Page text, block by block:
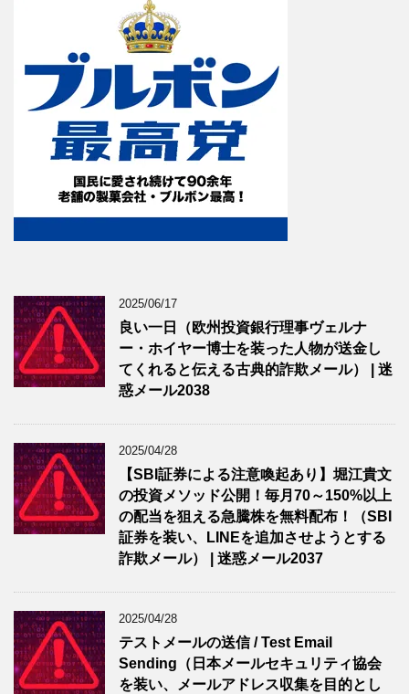
2025/06/17
良い一日（欧州投資銀行理事ヴェルナ
ー・ホイヤー博士を装った人物が送金し
てくれると伝える古典的詐欺メール） | 迷
惑メール2038
2025/04/28
【SBI証券による注意喚起あり】堀江貴文
の投資メソッド公開！毎月70～150%以上
の配当を狙える急騰株を無料配布！（SBI
証券を装い、LINEを追加させようとする
詐欺メール） | 迷惑メール2037
2025/04/28
テストメールの送信 / Test Email
Sending（日本メールセキュリティ協会
を装い、メールアドレス収集を目的とし